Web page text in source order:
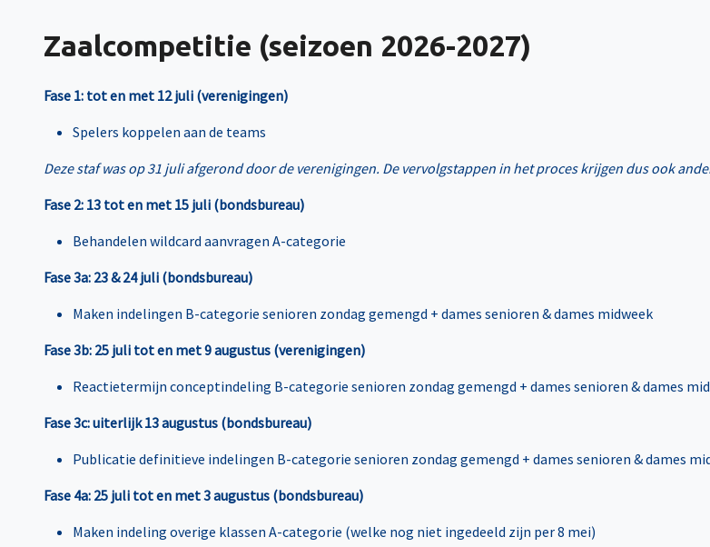
Zaalcompetitie (seizoen 2026-2027)
Fase 1: tot en met 12 juli (verenigingen)
Spelers koppelen aan de teams
Deze staf was op 31 juli afgerond door de verenigingen. De vervolgstappen in het proces krijgen dus ook
Fase 2: 13 tot en met 15 juli (bondsbureau)
Behandelen wildcard aanvragen A-categorie
Fase 3a: 23 & 24 juli (bondsbureau)
Maken indelingen B-categorie senioren zondag gemengd + dames senioren & dames midweek
Fase 3b: 25 juli tot en met 9 augustus (verenigingen)
Reactietermijn conceptindeling B-categorie senioren zondag gemengd + dames senioren & dames
Fase 3c: uiterlijk 13 augustus (bondsbureau)
Publicatie definitieve indelingen B-categorie senioren zondag gemengd + dames senioren & dames
Fase 4a: 25 juli tot en met 3 augustus (bondsbureau)
Maken indeling overige klassen A-categorie (welke nog niet ingedeeld zijn per 8 mei)